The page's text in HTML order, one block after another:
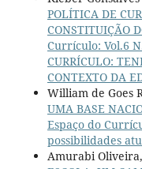
POLÍTICA DE
CONSTITUIÇÃO
Currículo: Vol.6
CURRÍCULO:
CONTEXTO DA
William de Goes
UMA BASE
Espaço do
possibilidades
Amurabi Oliveira,